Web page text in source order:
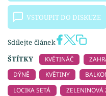
VSTOUPIT DO DISKUZE
Sdílejte článek
ŠTÍTKY
KVĚTINÁČ
DÝNĚ
KVĚTINY
LOCIKA SETÁ
ZELENINOVÁ